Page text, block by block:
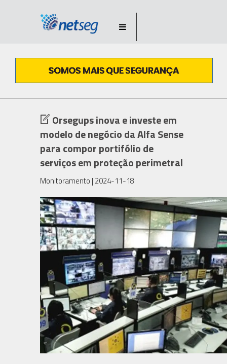
Orsegups inova e investe em
modelo de negócio da Alfa Sense
para compor portifólio de
serviços em proteção perimetral
Monitoramento | 2024-11-18